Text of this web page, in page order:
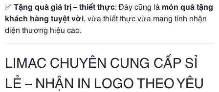
✅ Tặng quà giá trị – thiết thực: Đây cũng là món quà tặng
khách hàng tuyệt vời, vừa thiết thực vừa mang tính nhận
diện thương hiệu cao.
LIMAC CHUYÊN CUNG CẤP SỈ
LẺ – NHẬN IN LOGO THEO YÊU